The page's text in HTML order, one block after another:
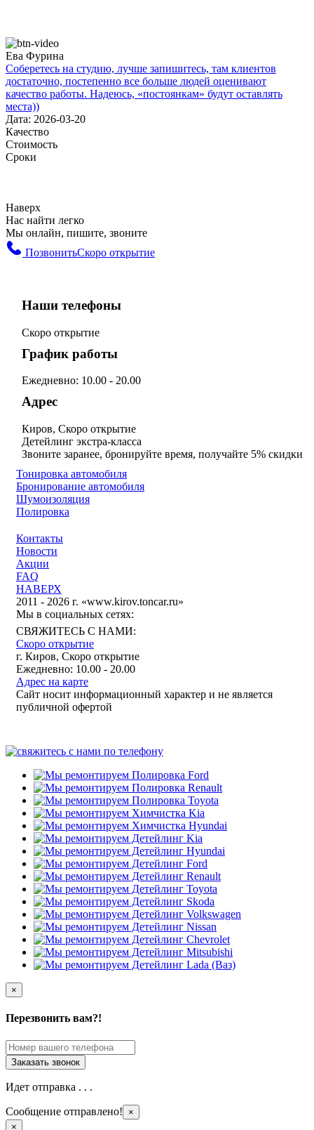
Ева Фурина
Соберетесь на студию, лучше запишитесь, там клиентов
достаточно, постепенно все больше людей оценивают
качество работы. Надеюсь, «постоянкам» будут оставлять
места))
Дата: 2026-03-20
Качество
Стоимость
Сроки
Наверх
Нас найти легко
Мы онлайн, пишите, звоните
ПозвонитьСкоро открытие
Наши телефоны
Скоро открытие
График работы
Ежедневно: 10.00 - 20.00
Адрес
Киров, Скоро открытие
Детейлинг экстра-класса
Звоните заранее, бронируйте время, получайте 5% скидки
Контакты
Новости
Акции
FAQ
НАВЕРХ
2011 - 2026 г. «www.kirov.toncar.ru»
Тонировка автомобиля
Бронирование автомобиля
Шумоизоляция
Полировка
Мы в социальных сетях:
СВЯЖИТЕСЬ С НАМИ:
Скоро открытие
г. Киров, Скоро открытие
Ежедневно: 10.00 - 20.00
Адрес на карте
Сайт носит информационный характер и не является
публичной офертой
×
Перезвонить вам?!
Идет отправка . . .
Сообщение отправлено!
×
×